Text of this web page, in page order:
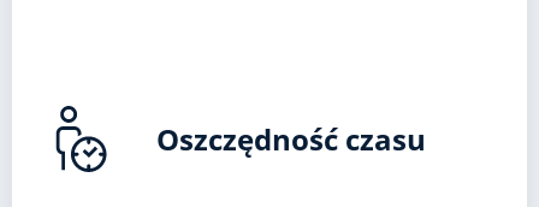
Oszczędność czasu